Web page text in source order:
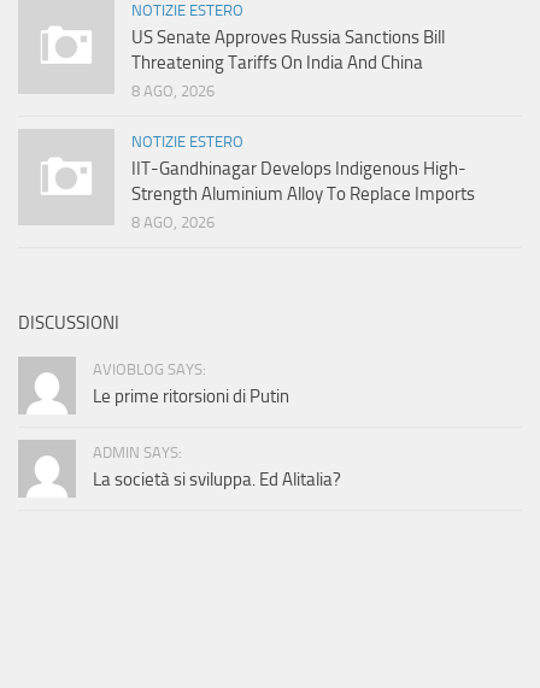
NOTIZIE ESTERO
US Senate Approves Russia Sanctions Bill
Threatening Tariffs On India And China
8 AGO, 2026
NOTIZIE ESTERO
IIT-Gandhinagar Develops Indigenous High-
Strength Aluminium Alloy To Replace Imports
8 AGO, 2026
DISCUSSIONI
AVIOBLOG SAYS:
Le prime ritorsioni di Putin
ADMIN SAYS:
La società si sviluppa. Ed Alitalia?